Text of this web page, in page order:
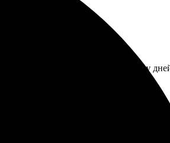
нужные снимки. Через пару
снова!